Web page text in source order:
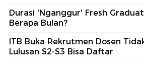
Durasi 'Nganggur' Fresh
Berapa Bulan?
ITB Buka Rekrutmen Dosen
Lulusan S2-S3 Bisa Daftar